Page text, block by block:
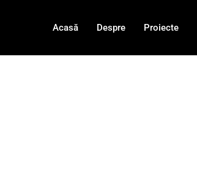
Acasă Despre Proiecte